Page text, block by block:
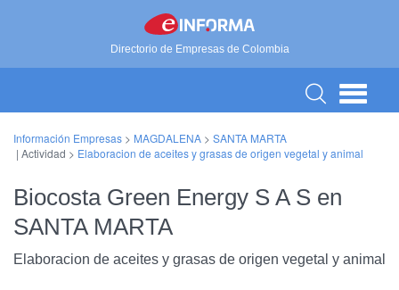
Directorio de Empresas de Colombia
Información Empresas > MAGDALENA > SANTA MARTA
| Actividad > Elaboracion de aceites y grasas de origen vegetal y animal
Biocosta Green Energy S A S en
SANTA MARTA
Elaboracion de aceites y grasas de origen vegetal y animal